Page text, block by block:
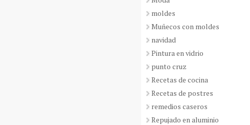
moldes
Muñecos con moldes
navidad
Pintura en vidrio
punto cruz
Recetas de cocina
Recetas de postres
remedios caseros
Repujado en aluminio